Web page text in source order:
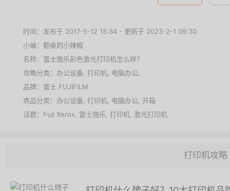
时间：发布于 2017-5-12 15:34 - 更新于 2023-2-1 09:30
小编：勤奋的小辣椒
名称： 富士施乐彩色激光打印机怎么样？
攻略分类： 办公设备 打印机 电脑办公
品牌： 富士 FUJIFILM
商品分类： 办公设备 打印机 电脑办公 开箱
话题： Fuji Xerox 富士施乐 打印机 激光打印机
打印机攻略